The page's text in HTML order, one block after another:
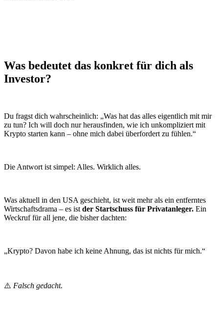
Was bedeutet das konkret für dich als
Investor?
Du fragst dich wahrscheinlich: „Was hat das alles eigentlich mit mir
zu tun? Ich will doch nur herausfinden, wie ich unkompliziert mit
Krypto starten kann – ohne mich dabei überfordert zu fühlen.“
Die Antwort ist simpel: Alles. Wirklich alles.
Was aktuell in den USA geschieht, ist weit mehr als ein entferntes
Wirtschaftsdrama – es ist der Startschuss für Privatanleger. Ein
Weckruf für all jene, die bisher dachten:
„Krypto? Davon habe ich keine Ahnung, das ist nichts für mich.“
⚠️ Falsch gedacht.